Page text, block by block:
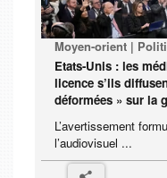
Moyen-orient |
Etats-Unis : les
licence s’ils
déformées » sur la
L’avertissement
l’audiovisuel ...